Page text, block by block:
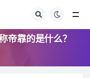
帝靠的是什么？